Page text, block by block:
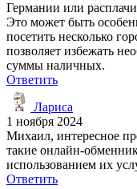
Германии или
Это может быть
посетить несколько
позволяет избежать
суммы наличных.
Ответить
Лариса
1 ноября 2024
Михаил, интересное
такие онлайн-
использованием их
Ответить